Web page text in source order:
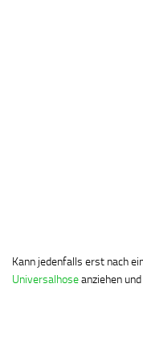
Kann jedenfalls erst nach
Universalhoseanziehen